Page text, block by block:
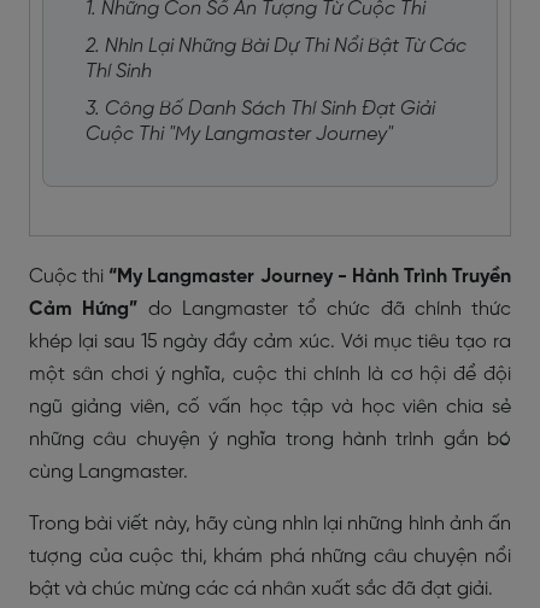
1. Những Con Số Ấn Tượng Từ Cuộc Thi
2. Nhìn Lại Những Bài Dự Thi Nổi Bật Từ Các
Thí Sinh
3. Công Bố Danh Sách Thí Sinh Đạt Giải
Cuộc Thi "My Langmaster Journey"
Cuộc thi “My Langmaster Journey - Hành Trình Truyền
Cảm Hứng” do Langmaster tổ chức đã chính thức
khép lại sau 15 ngày đầy cảm xúc. Với mục tiêu tạo ra
một sân chơi ý nghĩa, cuộc thi chính là cơ hội để đội
ngũ giảng viên, cố vấn học tập và học viên chia sẻ
những câu chuyện ý nghĩa trong hành trình gắn bó
cùng Langmaster.
Trong bài viết này, hãy cùng nhìn lại những hình ảnh ấn
tượng của cuộc thi, khám phá những câu chuyện nổi
bật và chúc mừng các cá nhân xuất sắc đã đạt giải.